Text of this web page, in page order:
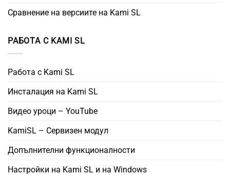
Сравнение на версиите на Kami SL
РАБОТА С KAMI SL
Работа с Kami SL
Инсталация на Kami SL
Видео уроци – YouTube
KamiSL – Сервизен модул
Допълнителни функционалности
Настройки на Kami SL и на Windows